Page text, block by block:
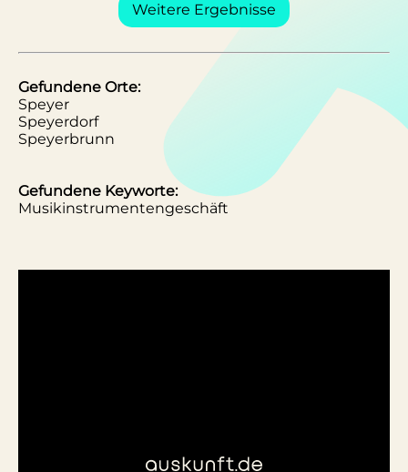
Weitere Ergebnisse
Gefundene Orte:
Speyer
Speyerdorf
Speyerbrunn
Gefundene Keyworte:
Musikinstrumentengeschäft